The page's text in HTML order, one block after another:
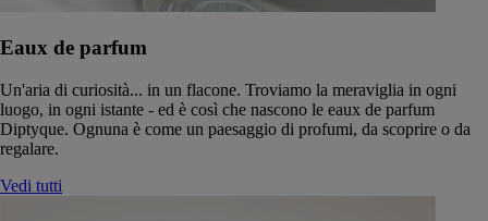
Eaux de parfum
Un'aria di curiosità... in un flacone. Troviamo la meraviglia in ogni
luogo, in ogni istante - ed è così che nascono le eaux de parfum
Diptyque. Ognuna è come un paesaggio di profumi, da scoprire o da
regalare.
Vedi tutti